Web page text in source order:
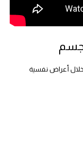
أعراض نفسية